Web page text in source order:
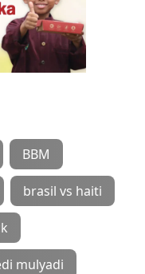
BBM
brasil vs haiti
mulyadi